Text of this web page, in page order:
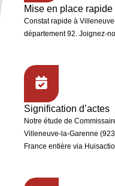
Mise en place rapide
Constat rapide à
département 92. Joignez-
Signification d’actes
Notre étude de
Villeneuve-la-Garenne
France entière via